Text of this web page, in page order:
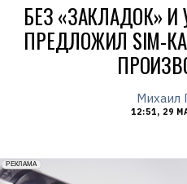
БЕЗ «ЗАКЛАДОК»
ПРЕДЛОЖИЛ SIM-
Михаил
12:51, 29
erid: 2VfnxxmNzs5
РЕКЛАМА